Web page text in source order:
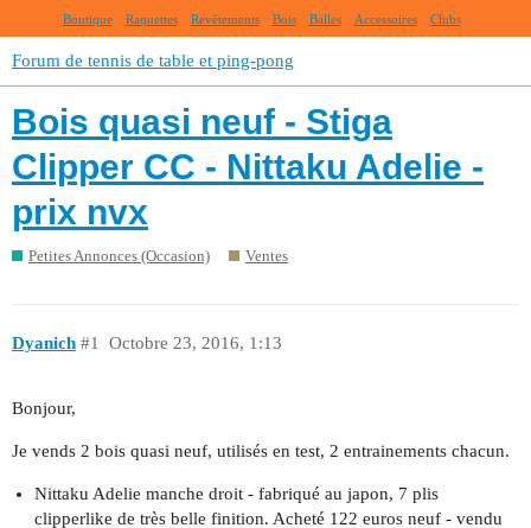
Boutique Raquettes Revêtements Bois Balles Accessoires Clubs
Forum de tennis de table et ping-pong
Bois quasi neuf - Stiga
Clipper CC - Nittaku Adelie -
prix nvx
Petites Annonces (Occasion) Ventes
Dyanich Octobre 23, 2016, 1:13
#1
Bonjour,
Je vends 2 bois quasi neuf, utilisés en test, 2 entrainements chacun.
Nittaku Adelie manche droit - fabriqué au japon, 7 plis
clipperlike de très belle finition. Acheté 122 euros neuf - vendu